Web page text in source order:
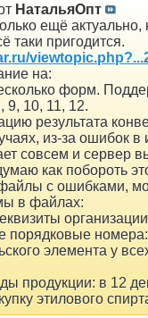
НатальяОпт
ещё актуально,
таки пригодится.
на:
форм.
10, 11, 12.
результата
из-за ошибок
совсем и сервер
как побороть
с ошибками,
в файлах:
порядковые
элемента у
продукции: в 12
этилового